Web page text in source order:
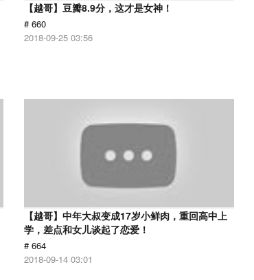
【越哥】豆瓣8.9分，这才是女神！
# 660
2018-09-25 03:56
【越哥】中年大叔变成17岁小鲜肉，重回高中上
学，差点和女儿谈起了恋爱！
# 664
2018-09-14 03:01